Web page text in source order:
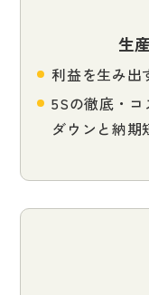
生
利益を生み出
5Sの徹底・
ダウンと納期